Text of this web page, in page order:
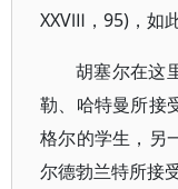
XXVⅢ，95)，如
胡塞尔在这
勒、哈特曼所接
格尔的学生，另
尔德勃兰特所接受